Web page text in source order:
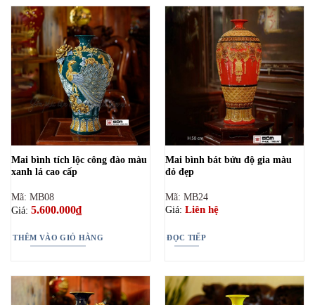
Mai bình tích lộc công đào màu
xanh lá cao cấp
Mã: MB08
Giá: 5.600.000₫
THÊM VÀO GIỎ HÀNG
Mai bình bát bửu độ gia màu
đỏ đẹp
Mã: MB24
Giá: Liên hệ
ĐỌC TIẾP